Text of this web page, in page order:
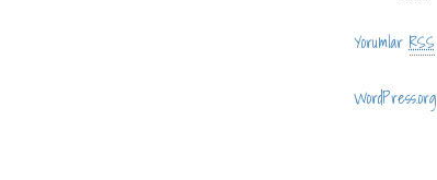
YorumlarRSS
WordPress.org